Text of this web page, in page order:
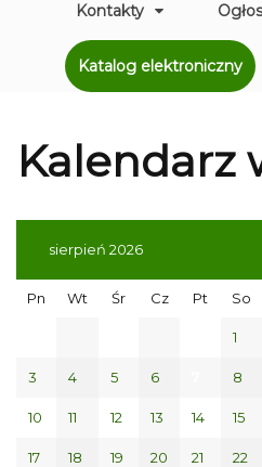
Kontakty
Katalog elektroniczny
Kalendarz
sierpień 2026
Pn Wt Śr Cz Pt So
1
3 4 5 6 8
10 11 12 13 14 15
17 18 19 20 21 22